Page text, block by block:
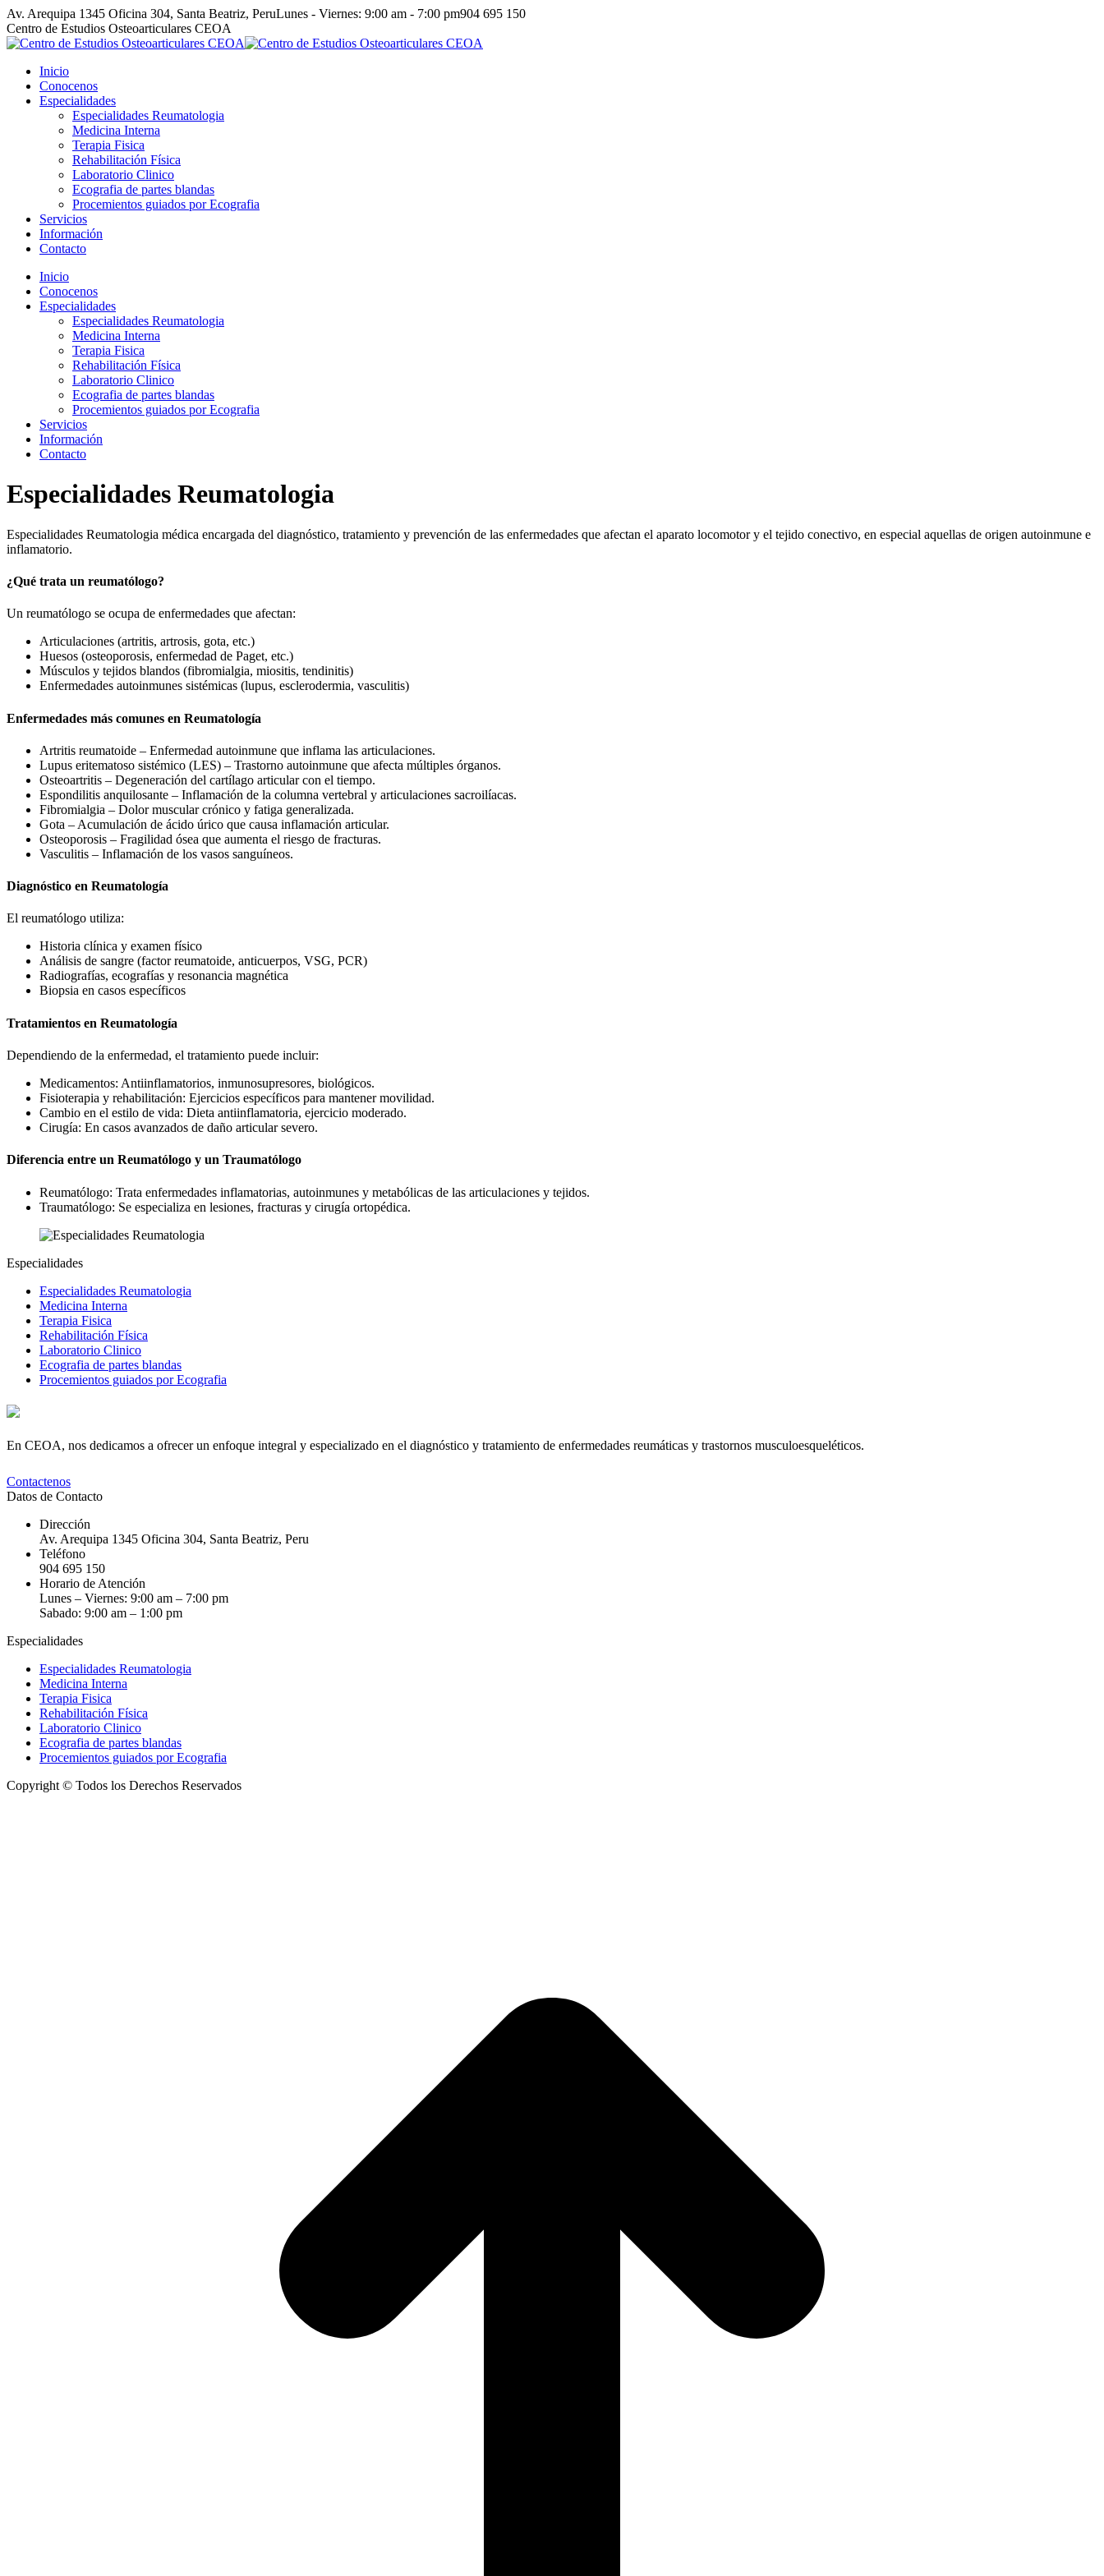
Skip
to
content
Av. Arequipa 1345 Oficina 304, Santa Beatriz, PeruLunes - Viernes: 9:00 am - 7:00 pm904 695 150
Facebook
page
new
window
Linkedin
page
new
window
YouTube
page
new
window
Centro de Estudios Osteoarticulares CEOA
Inicio
Conocenos
Especialidades
Especialidades Reumatologia
Medicina Interna
Terapia Fisica
Rehabilitación Física
Laboratorio Clinico
Ecografia de partes blandas
Procemientos guiados por Ecografia
Servicios
Información
Contacto
Inicio
Conocenos
Especialidades
Especialidades Reumatologia
Medicina Interna
Terapia Fisica
Rehabilitación Física
Laboratorio Clinico
Ecografia de partes blandas
Procemientos guiados por Ecografia
Servicios
Información
Contacto
Especialidades Reumatologia
Especialidades Reumatologia médica encargada del diagnóstico, tratamiento y prevención de las enfermedades que afectan el aparato locomotor y el tejido conectivo, en especial aquellas de origen autoinmune e
inflamatorio.
¿Qué trata un reumatólogo?
Un reumatólogo se ocupa de enfermedades que afectan:
Articulaciones (artritis, artrosis, gota, etc.)
Huesos (osteoporosis, enfermedad de Paget, etc.)
Músculos y tejidos blandos (fibromialgia, miositis, tendinitis)
Enfermedades autoinmunes sistémicas (lupus, esclerodermia, vasculitis)
Enfermedades más comunes en Reumatología
Artritis reumatoide – Enfermedad autoinmune que inflama las articulaciones.
Lupus eritematoso sistémico (LES) – Trastorno autoinmune que afecta múltiples órganos.
Osteoartritis – Degeneración del cartílago articular con el tiempo.
Espondilitis anquilosante – Inflamación de la columna vertebral y articulaciones sacroilíacas.
Fibromialgia – Dolor muscular crónico y fatiga generalizada.
Gota – Acumulación de ácido úrico que causa inflamación articular.
Osteoporosis – Fragilidad ósea que aumenta el riesgo de fracturas.
Vasculitis – Inflamación de los vasos sanguíneos.
Diagnóstico en Reumatología
El reumatólogo utiliza:
Historia clínica y examen físico
Análisis de sangre (factor reumatoide, anticuerpos, VSG, PCR)
Radiografías, ecografías y resonancia magnética
Biopsia en casos específicos
Tratamientos en Reumatología
Dependiendo de la enfermedad, el tratamiento puede incluir:
Medicamentos: Antiinflamatorios, inmunosupresores, biológicos.
Fisioterapia y rehabilitación: Ejercicios específicos para mantener movilidad.
Cambio en el estilo de vida: Dieta antiinflamatoria, ejercicio moderado.
Cirugía: En casos avanzados de daño articular severo.
Diferencia entre un Reumatólogo y un Traumatólogo
Reumatólogo: Trata enfermedades inflamatorias, autoinmunes y metabólicas de las articulaciones y tejidos.
Traumatólogo: Se especializa en lesiones, fracturas y cirugía ortopédica.
Especialidades
Especialidades Reumatologia
Medicina Interna
Terapia Fisica
Rehabilitación Física
Laboratorio Clinico
Ecografia de partes blandas
Procemientos guiados por Ecografia
En CEOA, nos dedicamos a ofrecer un enfoque integral y especializado en el diagnóstico y tratamiento de enfermedades reumáticas y trastornos musculoesqueléticos.
Contactenos
Datos de Contacto
Dirección
Av. Arequipa 1345 Oficina 304, Santa Beatriz, Peru
Teléfono
904 695 150
Horario de Atención
Lunes – Viernes: 9:00 am – 7:00 pm
Sabado: 9:00 am – 1:00 pm
Especialidades
Especialidades Reumatologia
Medicina Interna
Terapia Fisica
Rehabilitación Física
Laboratorio Clinico
Ecografia de partes blandas
Procemientos guiados por Ecografia
Copyright © Todos los Derechos Reservados